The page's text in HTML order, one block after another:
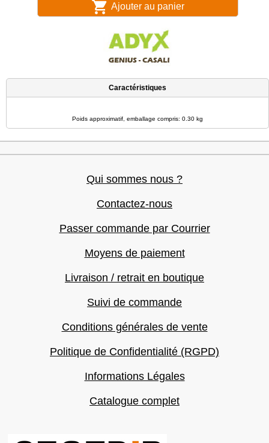
Ajouter au panier
Caractéristiques
Poids approximatif, emballage compris: 0.30 kg
Qui sommes nous ?
Contactez-nous
Passer commande par Courrier
Moyens de paiement
Livraison / retrait en boutique
Suivi de commande
Conditions générales de vente
Politique de Confidentialité (RGPD)
Informations Légales
Catalogue complet